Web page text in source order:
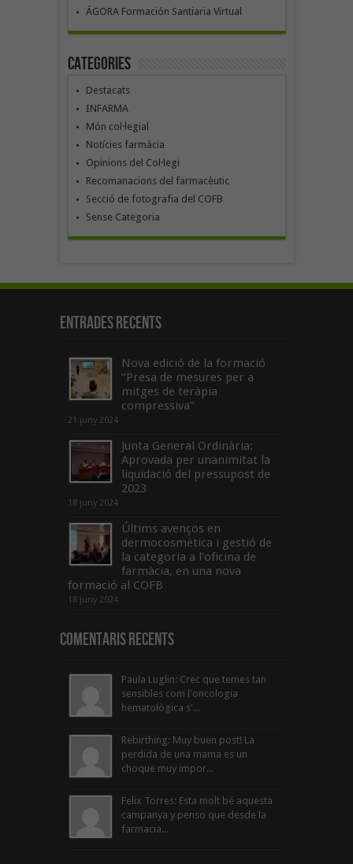
ÁGORA Formación Santiaria Virtual
Categories
Destacats
INFARMA
Món col·legial
Notícies farmàcia
Opinions del Col·legi
Recomanacions del farmacèutic
Secció de fotografia del COFB
Sense Categoria
Entrades recents
Nova edició de la formació
“Presa de mesures per a
mitges de teràpia
compressiva”
21 juny 2024
Junta General Ordinària:
Aprovada per unanimitat la
liquidació del pressupost de
2023
18 juny 2024
Últims avenços en
dermocosmètica i gestió de
la categoria a l’oficina de
farmàcia, en una nova
formació al COFB
18 juny 2024
Comentaris Recents
Paula Luglin: Crec que temes tan
sensibles com l'oncologia
hematològica s'...
Rebirthing: Muy buen post! La
perdida de una mama es un
choque muy impor...
Felix Torres: Esta molt bé aquesta
campanya y penso que desde la
farmacia...